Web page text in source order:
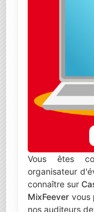
Vous êtes
organisateur
connaître sur
MixFeever vous
nos auditeurs